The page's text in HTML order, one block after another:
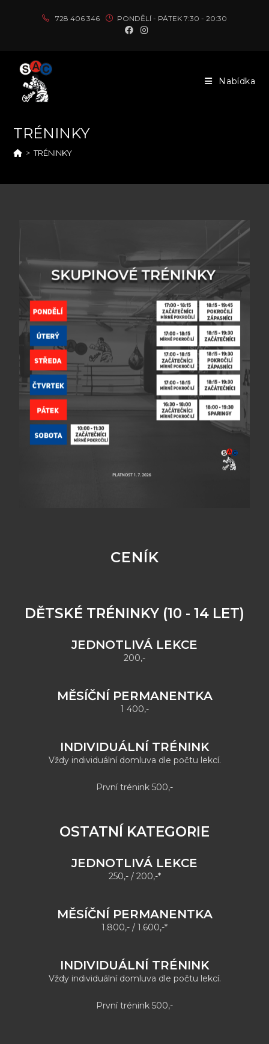
728 406 346 PONDĚLÍ - PÁTEK 7:30 - 20:30
Nabídka
TRÉNINKY
> TRÉNINKY
CENÍK
DĚTSKÉ TRÉNINKY (10 - 14 LET)
JEDNOTLIVÁ LEKCE
200,-
MĚSÍČNÍ PERMANENTKA
1 400,-
INDIVIDUÁLNÍ TRÉNINK
Vždy individuální domluva dle počtu lekcí.
První trénink 500,-
OSTATNÍ KATEGORIE
JEDNOTLIVÁ LEKCE
250,- / 200,-*
MĚSÍČNÍ PERMANENTKA
1.800,- / 1.600,-*
INDIVIDUÁLNÍ TRÉNINK
Vždy individuální domluva dle počtu lekcí.
První trénink 500,-